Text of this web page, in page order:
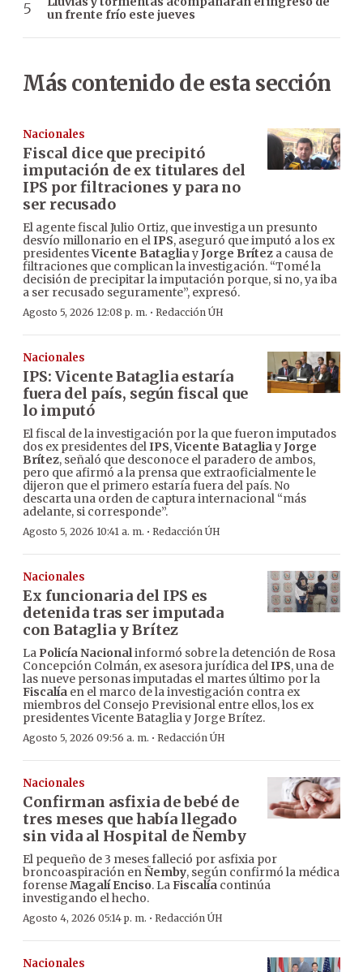
un frente frío este jueves
Más contenido de esta sección
Nacionales
Fiscal dice que precipitó
imputación de ex titulares del
IPS por filtraciones y para no
ser recusado
El agente fiscal Julio Ortiz, que investiga un presunto
desvío millonario en elIPS, aseguró que imputó a los ex
presidentesVicente BatagliayJorge Brítez a causa de
filtraciones que complican la investigación. “Tomé la
decisión de precipitar la imputación porque, si no, ya iba
a ser recusado seguramente”, expresó.
Agosto 5, 2026 12:08 p. m. · Redacción ÚH
Nacionales
IPS: Vicente Bataglia estaría
fuera del país, según fiscal que
lo imputó
El fiscal de la investigación por la que fueron imputados
dos ex presidentes delIPS,Vicente BatagliayJorge
Brítez, señaló que desconoce el paradero de ambos,
pero que afirmó a la prensa que extraoficialmente le
dijeron que el primero estaría fuera del país. No
descarta una orden de captura internacional “más
adelante, si corresponde”.
Agosto 5, 2026 10:41 a. m. · Redacción ÚH
Nacionales
Ex funcionaria del IPS es
detenida tras ser imputada
con Bataglia y Brítez
La Policía Nacionalinformó sobre la detención de Rosa
Concepción Colmán, ex asesora jurídica delIPS, una de
las nueve personas imputadas el martes último por la
Fiscalía en el marco de la investigación contra ex
miembros del Consejo Previsional entre ellos, los ex
presidentes Vicente Bataglia y Jorge Brítez.
Agosto 5, 2026 09:56 a. m. · Redacción ÚH
Nacionales
Confirman asfixia de bebé de
tres meses que había llegado
sin vida al Hospital de Ñemby
El pequeño de 3 meses falleció por asfixia por
broncoaspiración enÑemby, según confirmó la médica
forenseMagalí Enciso. LaFiscalía continúa
investigando el hecho.
Agosto 4, 2026 05:14 p. m. · Redacción ÚH
Nacionales